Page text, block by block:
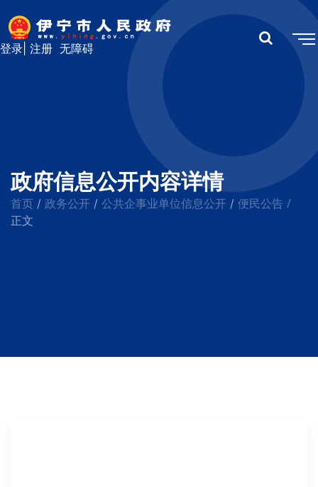
无障碍
登录 注册
政府信息公开内容详情
首页 / 政务公开 / 公共企事业单位信息公开 / 便民公告 /
正文